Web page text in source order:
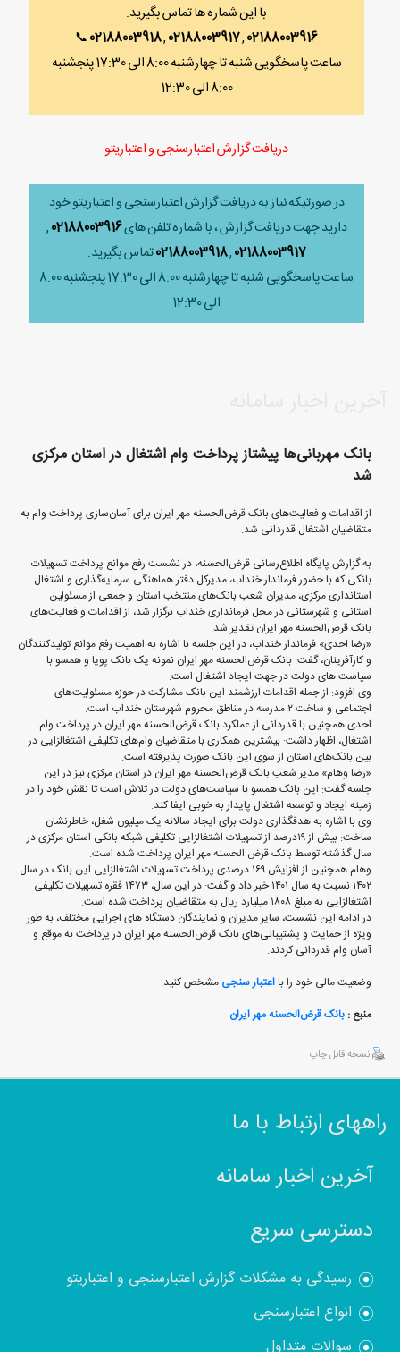
با این شماره ها تماس بگیرید.
02188003916
,
02188003917
,
02188003918
📞
ساعت پاسخگویی شنبه تا چهارشنبه 8:00 الی 17:30 پنجشنبه
8:00 الی 12:30
دریافت گزارش اعتبارسنجی و اعتباریتو
در صورتیکه نیاز به دریافت گزارش اعتبارسنجی و اعتباریتو خود
دارید جهت دریافت گزارش ، با شماره تلفن های02188003916
,
02188003917
,
02188003918تماس بگیرید.
ساعت پاسخگویی شنبه تا چهارشنبه 8:00 الی 17:30 پنجشنبه 8:00
الی 12:30
بانک مهربانی‌ها پیشتاز پرداخت وام اشتغال در استان مرکزی
شد
از اقدامات و فعالیت‌های بانک قرض‌الحسنه مهر ایران برای آسان‌سازی پرداخت وام به
متقاضیان اشتغال قدردانی شد.
به گزارش پایگاه اطلاع‌رسانی قرض‌الحسنه، در نشست رفع موانع پرداخت تسهیلات
بانکی که با حضور فرماندار خنداب، مدیرکل دفتر هماهنگی سرمایه‌گذاری و اشتغال
استانداری مرکزی، مدیران شعب بانک‌های منتخب استان و جمعی از مسئولین
استانی و شهرستانی در محل فرمانداری خنداب برگزار شد، از اقدامات و فعالیت‌های
بانک قرض‌الحسنه مهر ایران تقدیر شد.
«رضا احدی» فرماندار خنداب، در این جلسه با اشاره به اهمیت رفع موانع تولیدکنندگان
و کارآفرینان، گفت: بانک قرض‌الحسنه مهر ایران نمونه یک بانک پویا و همسو با
سیاست های دولت در جهت ایجاد اشتغال است.
وی افزود: از جمله اقدامات ارزشمند این بانک مشارکت در حوزه مسئولیت‌های
اجتماعی و ساخت ۲ مدرسه در مناطق محروم شهرستان خنداب است.
احدی همچنین با قدردانی از عملکرد بانک قرض‌الحسنه مهر ایران در پرداخت وام
اشتغال، اظهار داشت: بیشترین همکاری با متقاضیان وام‌های تکلیفی اشتغالزایی در
بین بانک‌های استان از سوی این بانک صورت پذیرفته است.
«رضا وهام» مدیر شعب بانک قرض‌الحسنه مهر ایران در استان مرکزی نیز در این
جلسه گفت: این بانک همسو با سیاست‌های دولت در تلاش است تا نقش خود را در
زمینه ایجاد و توسعه اشتغال پایدار به خوبی ایفا کند.
وی با اشاره به هدفگذاری دولت برای ایجاد سالانه یک میلیون شغل، خاطرنشان
ساخت: بیش از ۱۹درصد از تسهیلات اشتغالزایی تکلیفی شبکه بانکی استان مرکزی در
سال گذشته توسط بانک قرض الحسنه مهر ایران پرداخت شده است.
وهام همچنین از افزایش ۱۶۹ درصدی پرداخت تسهیلات اشتغالزایی این بانک در سال
۱۴۰۲ نسبت به سال ۱۴۰۱ خبر داد و گفت: در این سال، ۱۴۷۳ فقره تسهیلات تکلیفی
اشتغالزایی به مبلغ ۱۸۰۸ میلیارد ریال به متقاضیان پرداخت شده است.
در ادامه این نشست، سایر مدیران و نمایندگان دستگاه های اجرایی مختلف، به طور
ویژه از حمایت و پشتیبانی‌های بانک قرض‌الحسنه مهر ایران در پرداخت به موقع و
آسان وام قدردانی کردند.
وضعیت مالی خود را بااعتبار سنجی مشخص کنید.
منبع : بانک قرض‌الحسنه مهر ایران
نسخه قابل چاپ
راههای ارتباط با ما
آخرین اخبار سامانه
دسترسی سریع
رسیدگی به مشکلات گزارش اعتبارسنجی و اعتباریتو
انواع اعتبارسنجی
سوالات متداول